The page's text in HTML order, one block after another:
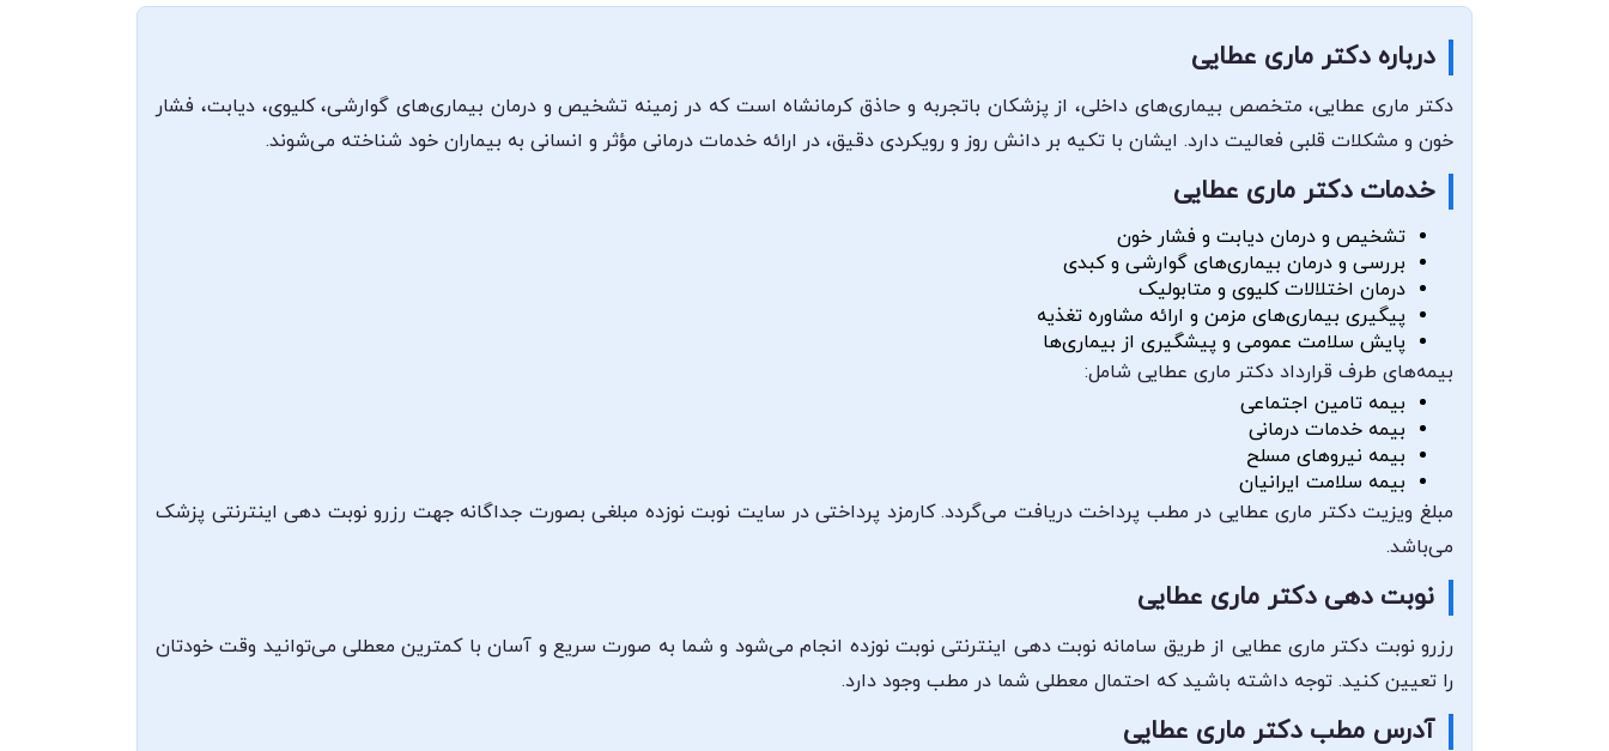
درباره دکتر ماری عطایی
دکتر ماری عطایی، متخصص بیماری‌های داخلی، از پزشکان باتجربه و حاذق کرمانشاه است که در زمینه تشخیص و درمان بیماری‌های گوارشی، کلیوی، دیابت، فشار
خون و مشکلات قلبی فعالیت دارد. ایشان با تکیه بر دانش روز و رویکردی دقیق، در ارائه خدمات درمانی مؤثر و انسانی به بیماران خود شناخته می‌شوند.
خدمات دکتر ماری عطایی
تشخیص و درمان دیابت و فشار خون
بررسی و درمان بیماری‌های گوارشی و کبدی
درمان اختلالات کلیوی و متابولیک
پیگیری بیماری‌های مزمن و ارائه مشاوره تغذیه
پایش سلامت عمومی و پیشگیری از بیماری‌ها
بیمه‌های طرف قرارداد دکتر ماری عطایی شامل:
بیمه تامین اجتماعی
بیمه خدمات درمانی
بیمه نیروهای مسلح
بیمه سلامت ایرانیان
مبلغ ویزیت دکتر ماری عطایی در مطب پرداخت دریافت می‌گردد. کارمزد پرداختی در سایت نوبت نوزده مبلغی بصورت جداگانه جهت رزرو نوبت دهی اینترنتی پزشک
می‌باشد.
نوبت دهی دکتر ماری عطایی
رزرو نوبت دکتر ماری عطایی از طریق سامانه نوبت دهی اینترنتی نوبت نوزده انجام می‌شود و شما به صورت سریع و آسان با کمترین معطلی می‌توانید وقت خودتان
را تعیین کنید. توجه داشته باشید که احتمال معطلی شما در مطب وجود دارد.
آدرس مطب دکتر ماری عطایی